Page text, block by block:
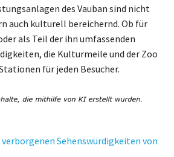
des Vauban sind nicht
auch kulturell bereichernd. Ob für
als Teil der ihn umfassenden
die Kulturmeile und der Zoo
für jeden Besucher.
verborgenen Sehenswürdigkeiten von